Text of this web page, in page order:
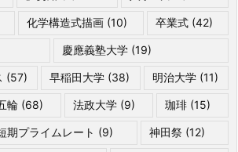
化学構造式描画 (10) 卒業式(42)
慶應義塾大学(19)
(57) 早稲田大学 (38) 明治大学(11)
輪 (68) 法政大学 (9) 珈琲 (15)
期プライムレート (9) 神田祭(12)